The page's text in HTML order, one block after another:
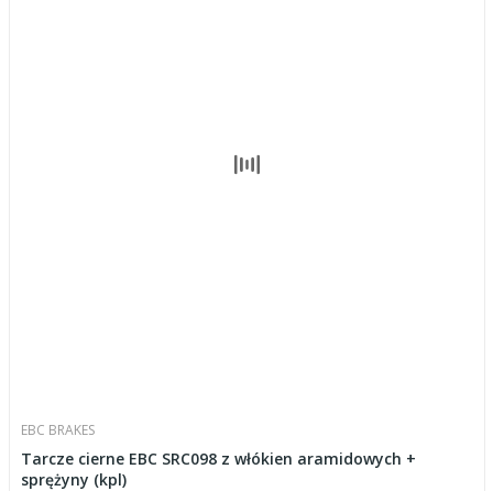
EBC BRAKES
Tarcze cierne EBC SRC098 z włókien aramidowych +
sprężyny (kpl)